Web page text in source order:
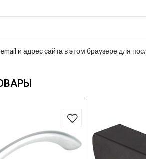
и адрес сайта в этом браузере для